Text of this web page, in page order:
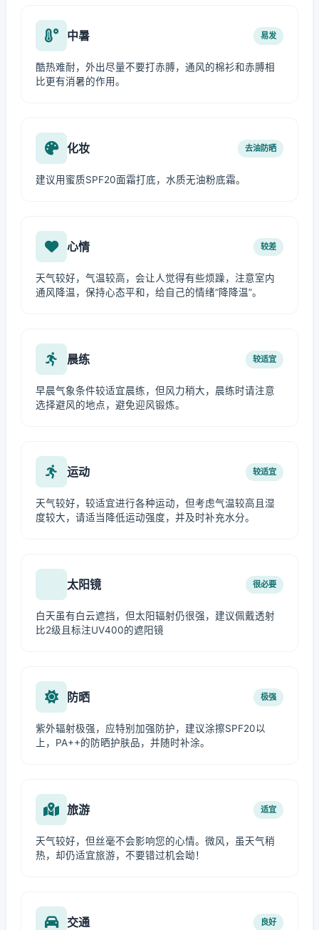
中暑 易发
酷热难耐，外出尽量不要打赤膊，通风的棉衫和赤膊相
比更有消暑的作用。
化妆 去油防晒
建议用蜜质SPF20面霜打底，水质无油粉底霜。
心情 较差
天气较好，气温较高，会让人觉得有些烦躁，注意室内
通风降温，保持心态平和，给自己的情绪“降降温”。
晨练 较适宜
早晨气象条件较适宜晨练，但风力稍大，晨练时请注意
选择避风的地点，避免迎风锻炼。
运动 较适宜
天气较好，较适宜进行各种运动，但考虑气温较高且湿
度较大，请适当降低运动强度，并及时补充水分。
太阳镜 很必要
白天虽有白云遮挡，但太阳辐射仍很强，建议佩戴透射
比2级且标注UV400的遮阳镜
防晒 极强
紫外辐射极强，应特别加强防护，建议涂擦SPF20以
上，PA++的防晒护肤品，并随时补涂。
旅游 适宜
天气较好，但丝毫不会影响您的心情。微风，虽天气稍
热，却仍适宜旅游，不要错过机会呦！
交通 良好